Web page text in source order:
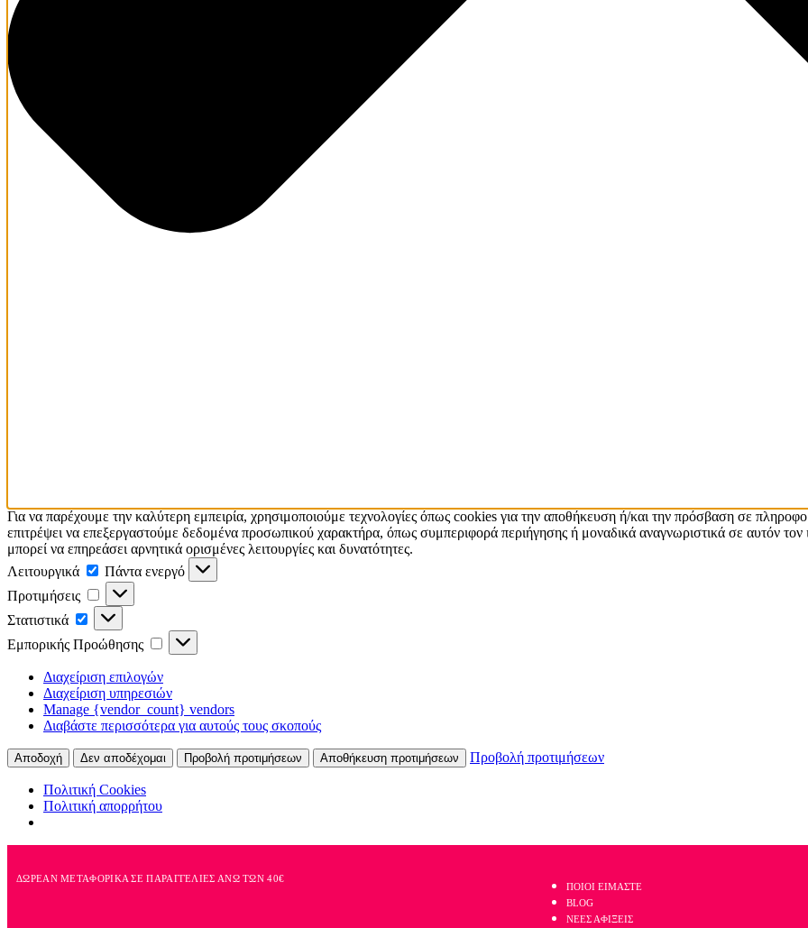
Για να παρέχουμε την καλύτερη εμπειρία, χρησιμοποιούμε τεχνολογίες όπως cookies για την αποθήκευση ή/και την πρόσβαση σε
επιτρέψει να επεξεργαστούμε δεδομένα προσωπικού χαρακτήρα, όπως συμπεριφορά περιήγησης ή μοναδικά αναγνωριστικά σε αυτόν
μπορεί να επηρεάσει αρνητικά ορισμένες λειτουργίες και δυνατότητες.
Λειτουργικά
Πάντα ενεργό
Προτιμήσεις
Στατιστικά
Εμπορικής Προώθησης
Διαχείριση επιλογών
Διαχείριση υπηρεσιών
Manage {vendor_count} vendors
Διαβάστε περισσότερα για αυτούς τους σκοπούς
Αποδοχή Δεν αποδέχομαι Προβολή προτιμήσεων Αποθήκευση προτιμήσεων Προβολή προτιμήσεων
Πολιτική Cookies
Πολιτική απορρήτου
ΔΩΡΕΑΝ ΜΕΤΑΦΟΡΙΚΑ ΣΕ ΠΑΡΑΓΓΕΛΙΕΣ ΑΝΩ ΤΩΝ 40€
ΠΟΙΟΙ ΕΙΜΑΣΤΕ
BLOG
ΝΕΕΣ ΑΦΙΞΕΙΣ